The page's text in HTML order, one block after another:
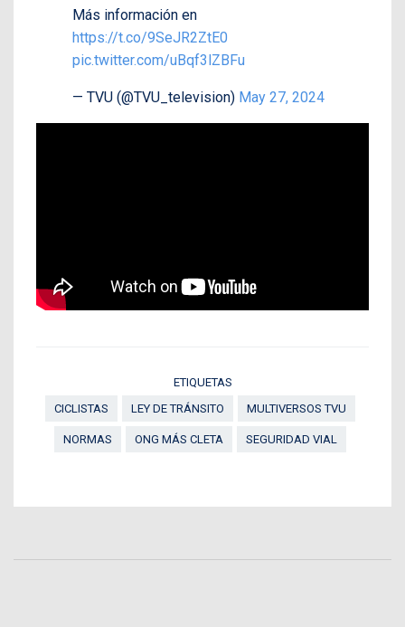
Más información en
https://t.co/9SeJR2ZtE0
pic.twitter.com/uBqf3lZBFu
— TVU (@TVU_television) May 27, 2024
ETIQUETAS
CICLISTAS
LEY DE TRÁNSITO MULTIVERSOS TVU
NORMAS ONG MÁS CLETA SEGURIDAD VIAL